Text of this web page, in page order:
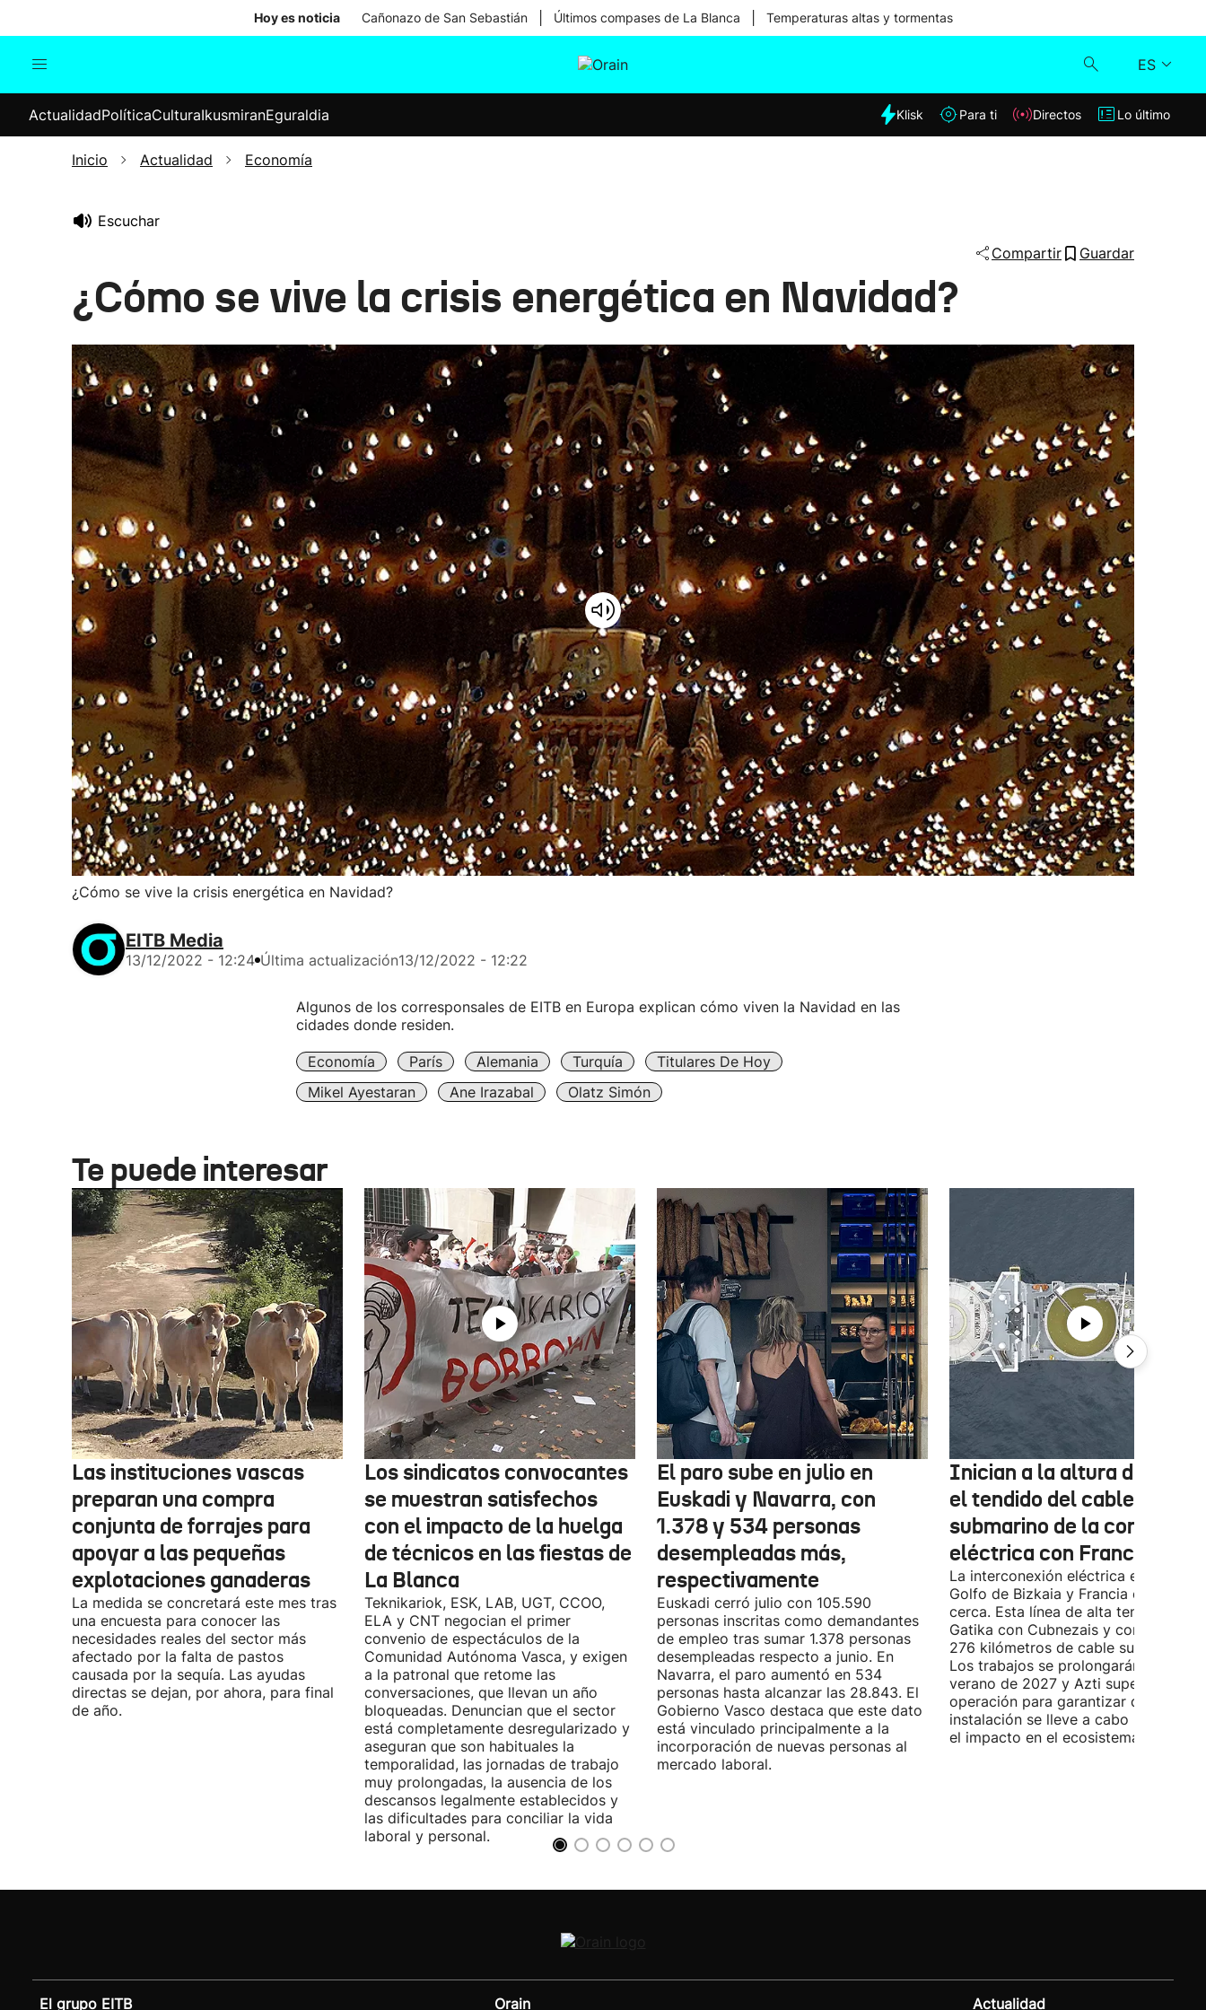
Hoy es noticia Cañonazo de San Sebastián Últimos compases de La Blanca Temperaturas altas y tormentas
ES
Internacional
Elecciones
Klisk
ActualidadPolíticaCulturaIkusmiranEguraldia Klisk Para ti Directos Lo último
Inicio Actualidad Economía
Escuchar
Compartir
Guardar
¿Cómo se vive la crisis energética en Navidad?
¿Cómo se vive la crisis energética en Navidad?
EITB Media
13/12/2022 - 12:24 Última actualización13/12/2022 - 12:22
Algunos de los corresponsales de EITB en Europa explican cómo viven la Navidad en las
cidades donde residen.
Economía París Alemania Turquía
Titulares De Hoy
Mikel Ayestaran
Ane Irazabal Olatz Simón
Te puede interesar
Las instituciones vascas
preparan una compra
conjunta de forrajes para
apoyar a las pequeñas
explotaciones ganaderas
La medida se concretará este mes tras
una encuesta para conocer las
necesidades reales del sector más
afectado por la falta de pastos
causada por la sequía. Las ayudas
directas se dejan, por ahora, para final
de año.
Los sindicatos convocantes
se muestran satisfechos
con el impacto de la huelga
de técnicos en las fiestas de
La Blanca
Teknikariok, ESK, LAB, UGT, CCOO,
ELA y CNT negocian el primer
convenio de espectáculos de la
Comunidad Autónoma Vasca, y exigen
a la patronal que retome las
conversaciones, que llevan un año
bloqueadas. Denuncian que el sector
está completamente desregularizado y
aseguran que son habituales la
temporalidad, las jornadas de trabajo
muy prolongadas, la ausencia de los
descansos legalmente establecidos y
las dificultades para conciliar la vida
laboral y personal.
El paro sube en julio en
Euskadi y Navarra, con
1.378 y 534 personas
desempleadas más,
respectivamente
Euskadi cerró julio con 105.590
personas inscritas como demandantes
de empleo tras sumar 1.378 personas
desempleadas respecto a junio. En
Navarra, el paro aumentó en 534
personas hasta alcanzar las 28.843. El
Gobierno Vasco destaca que este dato
está vinculado principalmente a la
incorporación de nuevas personas al
mercado laboral.
Inician a la altura de
el tendido del cable
submarino de la conexión
eléctrica con Francia
La interconexión eléctrica entre el
Golfo de Bizkaia y Francia está más
cerca. Esta línea de alta tensión unirá
Gatika con Cubnezais y contará con
276 kilómetros de cable submarino.
Los trabajos se prolongarán hasta
verano de 2027 y Azti supervisará la
operación para garantizar que la
instalación se lleve a cabo
el impacto en el ecosistema marino.
El grupo EITB Orain Actualidad